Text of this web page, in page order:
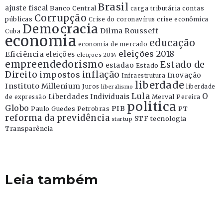
ajuste fiscal Banco Central Brasil carga tributária contas
públicas Corrupção Crise do coronavírus crise econômica
Cuba Democracia Dilma Rousseff
economia economia de mercado educação
Eficiência eleições eleições 2014 eleições 2018
empreendedorismo estadao Estado Estado de
Direito impostos inflação Infraestrutura Inovação
Instituto Millenium Juros liberalismo liberdade liberdade
de expressão Liberdades Individuais Lula Merval Pereira O
Globo Paulo Guedes Petrobras PIB politica PT
reforma da previdência startup STF tecnologia
Transparência
Leia também